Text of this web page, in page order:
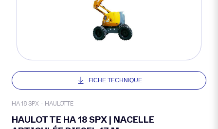
HA 18 SPX - HAULOTTE
FICHE TECHNIQUE
HAULOTTE HA 18 SPX | NACELLE